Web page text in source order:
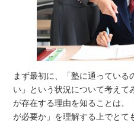
まず最初に、「塾に通っている
い」という状況について考えて
が存在する理由を知ることは
が必要か」を理解する上でとて